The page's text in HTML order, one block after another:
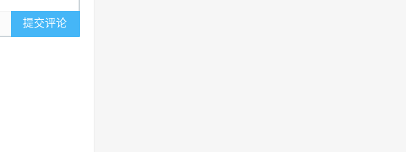
提交评论